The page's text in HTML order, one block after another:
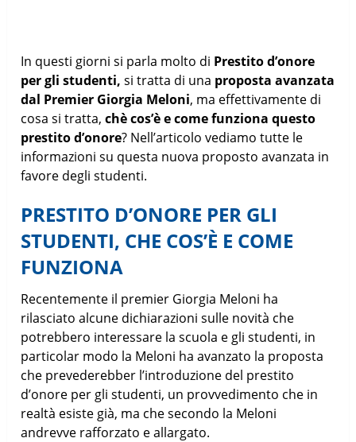
In questi giorni si parla molto di Prestito d’onore
per gli studenti, si tratta di una proposta avanzata
dal Premier Giorgia Meloni, ma effettivamente di
cosa si tratta,chè cos’è e come funziona questo
prestito d’onore? Nell’articolo vediamo tutte le
informazioni su questa nuova proposto avanzata in
favore degli studenti.
PRESTITO D’ONORE PER GLI
STUDENTI, CHE COS’È E COME
FUNZIONA
Recentemente il premier Giorgia Meloni ha
rilasciato alcune dichiarazioni sulle novità che
potrebbero interessare la scuola e gli studenti, in
particolar modo la Meloni ha avanzato la proposta
che prevederebber l’introduzione del prestito
d’onore per gli studenti, un provvedimento che in
realtà esiste già, ma che secondo la Meloni
andrevve rafforzato e allargato.